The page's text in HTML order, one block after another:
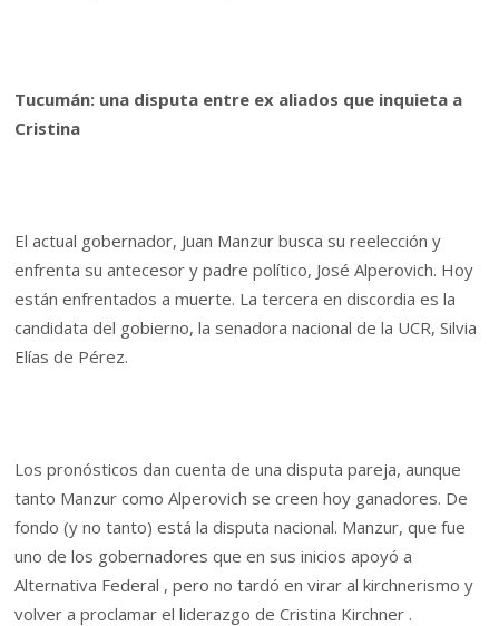
Tucumán: una disputa entre ex aliados que inquieta a
Cristina
El actual gobernador, Juan Manzur busca su reelección y
enfrenta su antecesor y padre político, José Alperovich. Hoy
están enfrentados a muerte. La tercera en discordia es la
candidata del gobierno, la senadora nacional de la UCR, Silvia
Elías de Pérez.
Los pronósticos dan cuenta de una disputa pareja, aunque
tanto Manzur como Alperovich se creen hoy ganadores. De
fondo (y no tanto) está la disputa nacional. Manzur, que fue
uno de los gobernadores que en sus inicios apoyó a
Alternativa Federal , pero no tardó en virar al kirchnerismo y
volver a proclamar el liderazgo de Cristina Kirchner .